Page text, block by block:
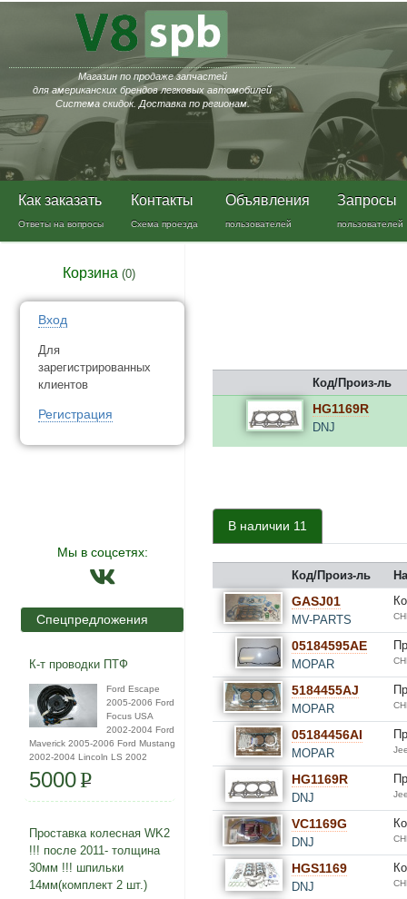
Магазин по продаже запчастей
для американских брендов легковых автомобилей
Система скидок. Доставка по регионам.
Как заказать
Ответы на вопросы
Контакты
Схема проезда
Объявления
пользователей
Запросы
пользователей
Корзина (0)
Вход
Для
зарегистрированных
клиентов
Регистрация
Мы в соцсетях:
Спецпредложения
К-т проводки ПТФ
Ford Escape
2005-2006 Ford
Focus USA
2002-2004 Ford
Maverick 2005-2006 Ford Mustang
2002-2004 Lincoln LS 2002
5000P
Проставка колесная WK2
!!! после 2011- толщина
30мм !!! шпильки
14мм(комплект 2 шт.)
Код/Произ-ль
HG1169R
DNJ
В наличии 11
Код/Произ-ль
GASJ01
MV-PARTS
05184595AE
MOPAR
5184455AJ
MOPAR
05184456AI
MOPAR
HG1169R
DNJ
VC1169G
DNJ
HGS1169
DNJ